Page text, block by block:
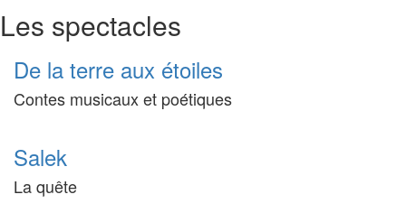
Les spectacles
De la terre aux étoiles
Contes musicaux et poétiques
Salek
La quête